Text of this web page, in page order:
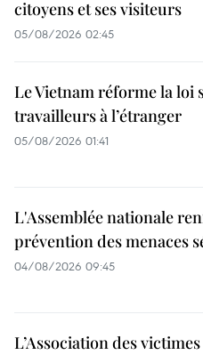
citoyens et ses visiteurs
05/08/2026 02:45
Le Vietnam réforme la loi
travailleurs à l’étranger
05/08/2026 01:41
L'Assemblée nationale
prévention des menaces
04/08/2026 09:45
L’Association des victimes